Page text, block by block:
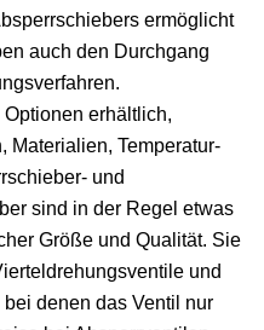
ermöglicht
auch den Durchgang
erhältlich,
Materialien, Temperatur-
und
sind in der Regel etwas
Größe und Qualität. Sie
und
denen das Ventil nur